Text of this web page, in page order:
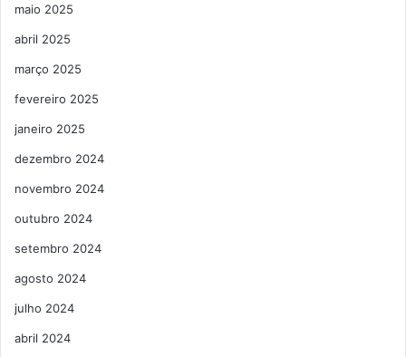
maio 2025
abril 2025
março 2025
fevereiro 2025
janeiro 2025
dezembro 2024
novembro 2024
outubro 2024
setembro 2024
agosto 2024
julho 2024
abril 2024